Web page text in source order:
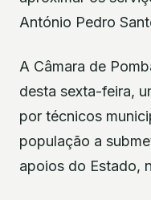
António Pedro
A Câmara de
desta sexta-feira,
por técnicos
população a
apoios do Estado,